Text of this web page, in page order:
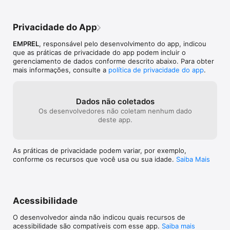
de fazer a sua solicitação de serviços para a Prefeitura, seja
entulhos e vários outros serviços prestados. Você pode
disponibilizar fotos, consultar e acompanhar todas as suas
solicitações de serviços, sendo notificado a cada mudança de
estágio de sua solicitação.
Você terá acesso a todas as estações de bicicletas (Bike PE),
mostrando no mapa da cidade a disponibilidade de bicicletas e
vagas para depositar. Poderá também visualizar
Feriados.
Privacidade do App
EMPREL, responsável pelo desenvolvimento do app, indicou
que as práticas de privacidade do app podem incluir o
gerenciamento de dados conforme descrito abaixo. Para obter
mais informações, consulte a política de privacidade do app.
Dados não coletados
Os desenvolvedores não coletam nenhum dado
deste app.
As práticas de privacidade podem variar, por exemplo,
conforme os recursos que você usa ou sua idade. Saiba Mais
Acessibilidade
O desenvolvedor ainda não indicou quais recursos de
acessibilidade são compatíveis com esse app. Saiba mais